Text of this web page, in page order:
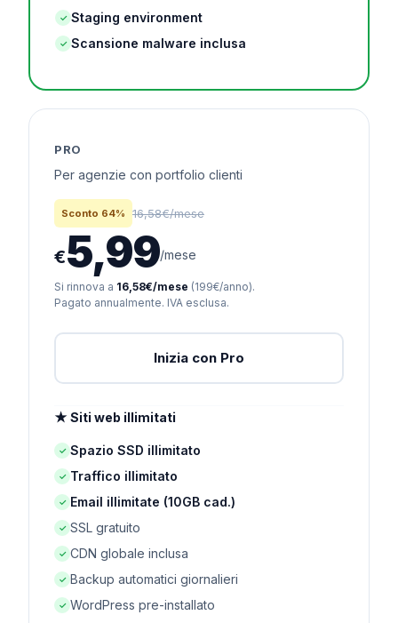
✓ Staging environment
✓ Scansione malware inclusa
PRO
Per agenzie con portfolio clienti
Sconto 64% 16,58€/mese
€5,99/mese
Si rinnova a 16,58€/mese (199€/anno).
Pagato annualmente. IVA esclusa.
Inizia con Pro
★ Siti web illimitati
✓ Spazio SSD illimitato
✓ Traffico illimitato
✓ Email illimitate (10GB cad.)
✓ SSL gratuito
✓ CDN globale inclusa
✓ Backup automatici giornalieri
✓ WordPress pre-installato